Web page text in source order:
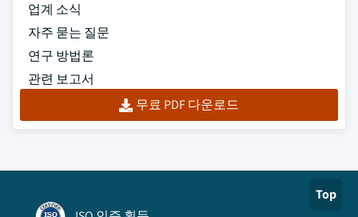
업계 소식
자주 묻는 질문
연구 방법론
관련 보고서
무료 PDF 다운로드
Top